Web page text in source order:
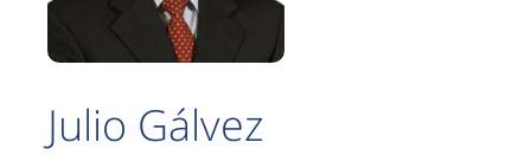
Julio Gálvez